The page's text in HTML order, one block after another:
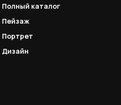
Полный каталог
Пейзаж
Портрет
Дизайн